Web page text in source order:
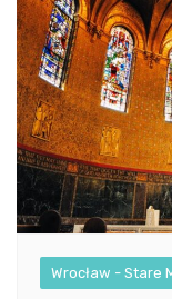
Wrocław - Stare